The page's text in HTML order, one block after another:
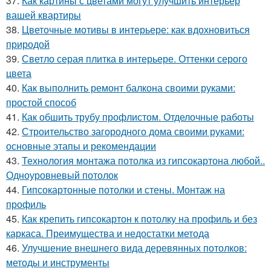
вашей квартиры
38. Цветочные мотивы в интерьере: как вдохновиться
природой
39. Светло серая плитка в интерьере. Оттенки серого
цвета
40. Как выполнить ремонт балкона своими руками:
простой способ
41. Как обшить трубу профлистом. Отделочные работы
42. Строительство загородного дома своими руками:
основные этапы и рекомендации
43. Технология монтажа потолка из гипсокартона любой..
Одноуровневый потолок
44. Гипсокартонные потолки и стены. Монтаж на
профиль
45. Как крепить гипсокартон к потолку на профиль и без
каркаса. Преимущества и недостатки метода
46. Улучшение внешнего вида деревянных потолков:
методы и инструменты